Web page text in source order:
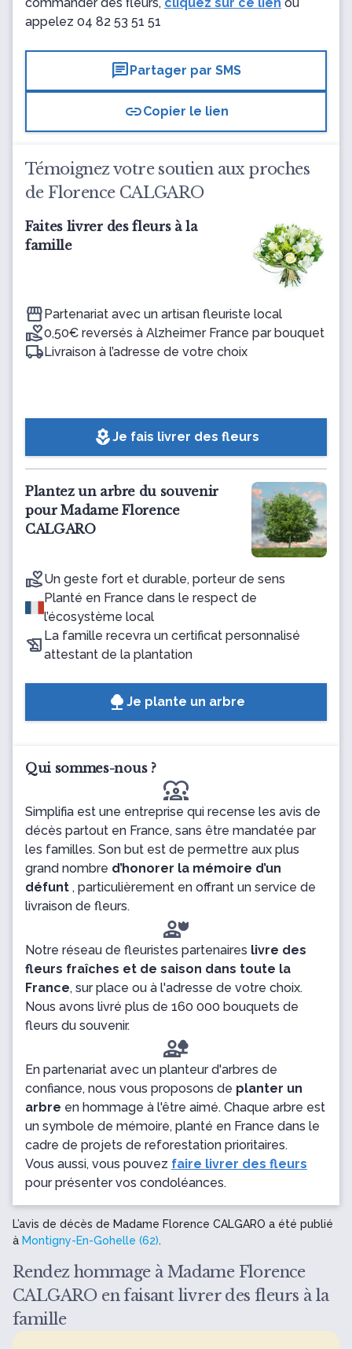
appelez 04 82 53 51 51
chatPartager par SMS
linkCopier le lien
Témoignez votre soutien aux proches
de Florence CALGARO
Faites livrer des fleurs à la
famille
Partenariat avec un artisan fleuriste local
0,50€ reversés à Alzheimer France par bouquet
Livraison à l’adresse de votre choix
local_floristJe fais livrer des fleurs
Plantez un arbre du souvenir
pour Madame Florence
CALGARO
Un geste fort et durable, porteur de sens
Planté en France dans le respect de
l’écosystème local
La famille recevra un certificat personnalisé
attestant de la plantation
Je plante un arbre
Qui sommes-nous ?
diversity_1
Simplifia est une entreprise qui recense les avis de
décès partout en France, sans être mandatée par
les familles. Son but est de permettre aux plus
grand nombre d’honorer la mémoire d’un
défunt , particulièrement en offrant un service de
livraison de fleurs.
Notre réseau de fleuristes partenaires livre des
fleurs fraîches et de saison dans toute la
France, sur place ou à l'adresse de votre choix.
Nous avons livré plus de 160 000 bouquets de
fleurs du souvenir.
En partenariat avec un planteur d'arbres de
confiance, nous vous proposons de planter un
arbre en hommage à l'être aimé. Chaque arbre est
un symbole de mémoire, planté en France dans le
cadre de projets de reforestation prioritaires.
Vous aussi, vous pouvez faire livrer des fleurs
pour présenter vos condoléances.
L’avis de décès de Madame Florence CALGARO a été publié
à Montigny-En-Gohelle (62).
Rendez hommage à Madame Florence
CALGARO en faisant livrer des fleurs à la
famille